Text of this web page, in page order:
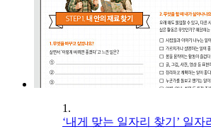
1.
‘내게 맞는 일자리 찾기’ 일자